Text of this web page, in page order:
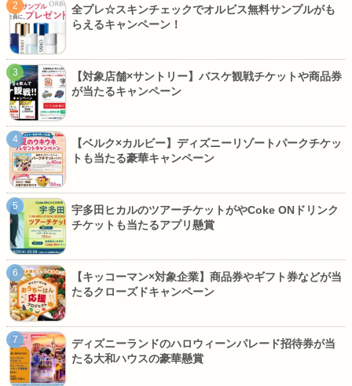
全プレ☆スキンチェックでオルビス無料サンプルがも
らえるキャンペーン！
【対象店舗×サントリー】バスケ観戦チケットや商品券
が当たるキャンペーン
【ベルク×カルビー】ディズニーリゾートパークチケッ
トも当たる豪華キャンペーン
宇多田ヒカルのツアーチケットがやCoke ONドリンク
チケットも当たるアプリ懸賞
【キッコーマン×対象企業】商品券やギフト券などが当
たるクローズドキャンペーン
ディズニーランドのハロウィーンパレード招待券が当
たる大和ハウスの豪華懸賞